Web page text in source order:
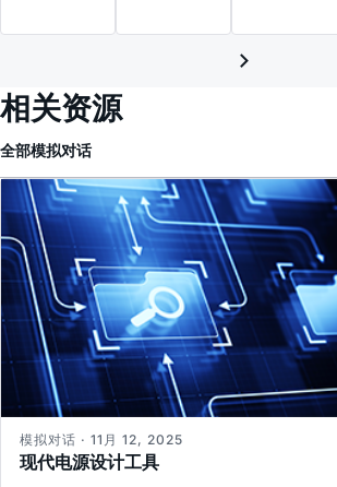
相关资源
全部模拟对话
现代电源设计工具
模拟对话 · 11月 12, 2025